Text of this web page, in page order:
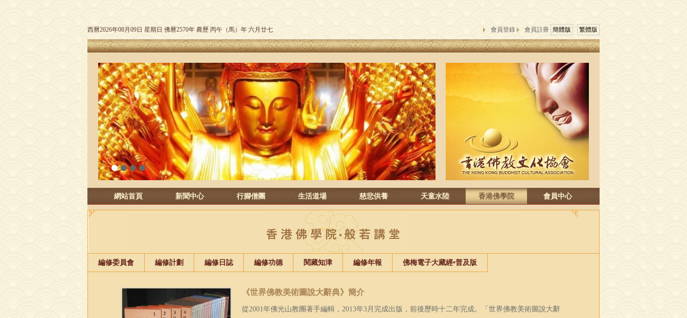
西曆2026年08月09日 星期日 佛曆2570年 農歷 丙午（馬）年 六月廿七 會員登錄 會員註冊 簡體版 繁體版
1 2 3 4
網站首頁 新聞中心 行腳僧團 生活道場 慈悲供養 天童水陸 香港佛學院 會員中心
編修委員會 編修計劃 編修日誌 編修功德 閱藏知津 編修年報 佛梅電子大藏經•普及版
《世界佛教美術圖說大辭典》簡介
從2001年佛光山教團著手編輯，2013年3月完成出版，前後歷時十二年完成。「世界佛教美術圖說大辭